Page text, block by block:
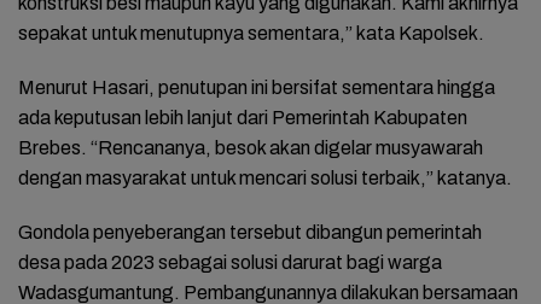
sepakat untuk menutupnya sementara,” kata Kapolsek.
Menurut Hasari, penutupan ini bersifat sementara hingga
ada keputusan lebih lanjut dari Pemerintah Kabupaten
Brebes. “Rencananya, besok akan digelar musyawarah
dengan masyarakat untuk mencari solusi terbaik,” katanya.
Gondola penyeberangan tersebut dibangun pemerintah
desa pada 2023 sebagai solusi darurat bagi warga
Wadasgumantung. Pembangunannya dilakukan bersamaan